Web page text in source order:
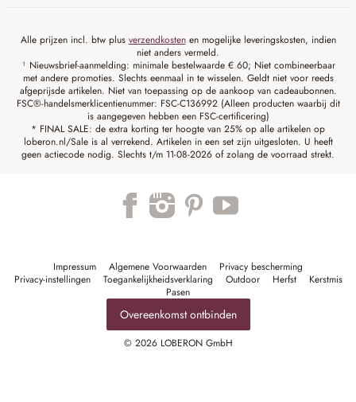
Alle prijzen incl. btw plus verzendkostenen mogelijke leveringskosten, indien
niet anders vermeld.
¹ Nieuwsbrief-aanmelding: minimale bestelwaarde € 60; Niet combineerbaar
met andere promoties. Slechts eenmaal in te wisselen. Geldt niet voor reeds
afgeprijsde artikelen. Niet van toepassing op de aankoop van cadeaubonnen.
FSC®-handelsmerklicentienummer: FSC-C136992 (Alleen producten waarbij dit
is aangegeven hebben een FSC-certificering)
* FINAL SALE: de extra korting ter hoogte van 25% op alle artikelen op
loberon.nl/Sale is al verrekend. Artikelen in een set zijn uitgesloten. U heeft
geen actiecode nodig. Slechts t/m 11-08-2026 of zolang de voorraad strekt.
Impressum Algemene Voorwaarden
Privacy bescherming
Privacy-instellingen
Toegankelijkheidsverklaring Outdoor Herfst
Kerstmis
Pasen
Overeenkomst ontbinden
© 2026 LOBERON GmbH